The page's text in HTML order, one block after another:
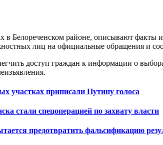
Белореченском районе, описывают факты
лиц на официальные обращения и
доступ граждан к информации о
участках приписали Путину голоса
стали спецоперацией по захвату власти
предотвратить фальсификацию